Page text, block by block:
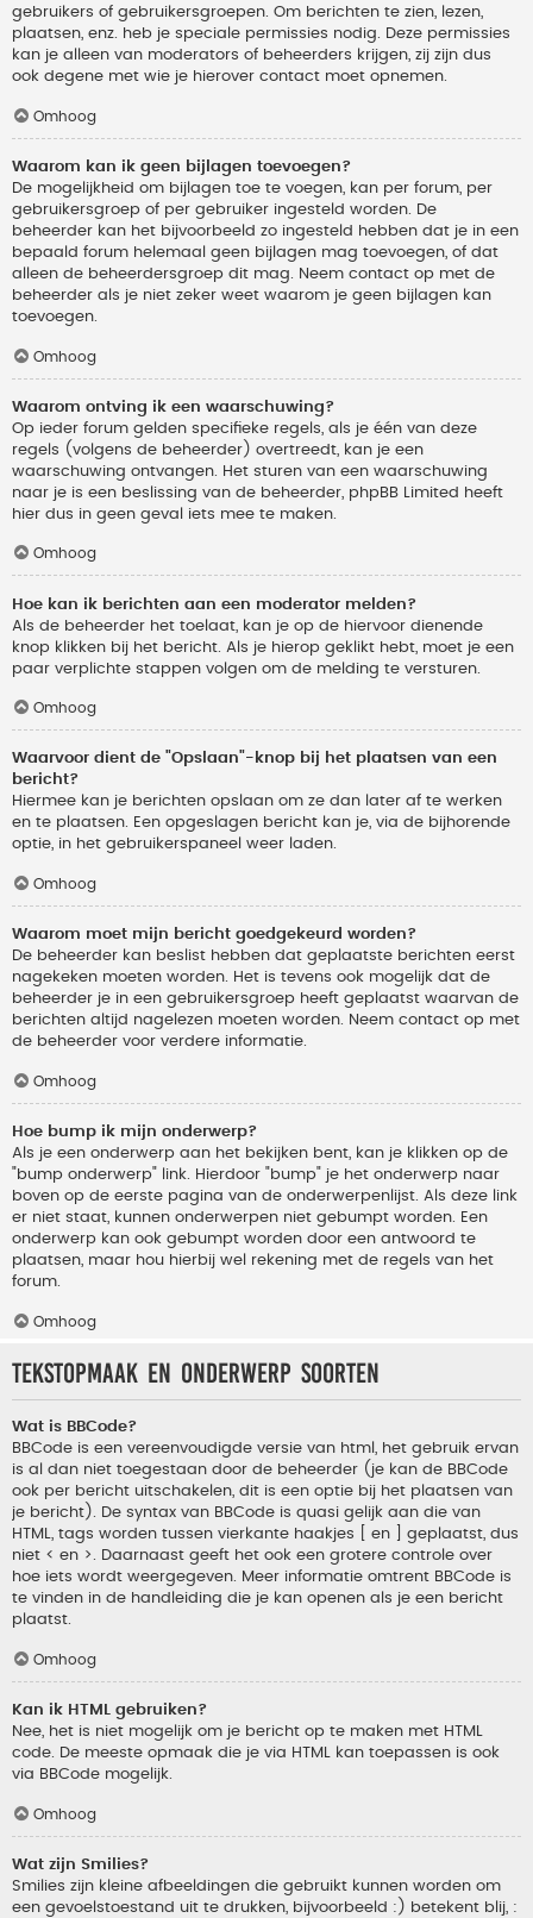
gebruikers of gebruikersgroepen. Om berichten te zien, lezen,
plaatsen, enz. heb je speciale permissies nodig. Deze permissies
kan je alleen van moderators of beheerders krijgen, zij zijn dus
ook degene met wie je hierover contact moet opnemen.
Omhoog
Waarom kan ik geen bijlagen toevoegen?
De mogelijkheid om bijlagen toe te voegen, kan per forum, per
gebruikersgroep of per gebruiker ingesteld worden. De
beheerder kan het bijvoorbeeld zo ingesteld hebben dat je in een
bepaald forum helemaal geen bijlagen mag toevoegen, of dat
alleen de beheerdersgroep dit mag. Neem contact op met de
beheerder als je niet zeker weet waarom je geen bijlagen kan
toevoegen.
Omhoog
Waarom ontving ik een waarschuwing?
Op ieder forum gelden specifieke regels, als je één van deze
regels (volgens de beheerder) overtreedt, kan je een
waarschuwing ontvangen. Het sturen van een waarschuwing
naar je is een beslissing van de beheerder, phpBB Limited heeft
hier dus in geen geval iets mee te maken.
Omhoog
Hoe kan ik berichten aan een moderator melden?
Als de beheerder het toelaat, kan je op de hiervoor dienende
knop klikken bij het bericht. Als je hierop geklikt hebt, moet je een
paar verplichte stappen volgen om de melding te versturen.
Omhoog
Waarvoor dient de "Opslaan"-knop bij het plaatsen van een
bericht?
Hiermee kan je berichten opslaan om ze dan later af te werken
en te plaatsen. Een opgeslagen bericht kan je, via de bijhorende
optie, in het gebruikerspaneel weer laden.
Omhoog
Waarom moet mijn bericht goedgekeurd worden?
De beheerder kan beslist hebben dat geplaatste berichten eerst
nagekeken moeten worden. Het is tevens ook mogelijk dat de
beheerder je in een gebruikersgroep heeft geplaatst waarvan de
berichten altijd nagelezen moeten worden. Neem contact op met
de beheerder voor verdere informatie.
Omhoog
Hoe bump ik mijn onderwerp?
Als je een onderwerp aan het bekijken bent, kan je klikken op de
"bump onderwerp" link. Hierdoor "bump" je het onderwerp naar
boven op de eerste pagina van de onderwerpenlijst. Als deze link
er niet staat, kunnen onderwerpen niet gebumpt worden. Een
onderwerp kan ook gebumpt worden door een antwoord te
plaatsen, maar hou hierbij wel rekening met de regels van het
forum.
Omhoog
Tekstopmaak en onderwerp soorten
Wat is BBCode?
BBCode is een vereenvoudigde versie van html, het gebruik ervan
is al dan niet toegestaan door de beheerder (je kan de BBCode
ook per bericht uitschakelen, dit is een optie bij het plaatsen van
je bericht). De syntax van BBCode is quasi gelijk aan die van
HTML, tags worden tussen vierkante haakjes [ en ] geplaatst, dus
niet < en >. Daarnaast geeft het ook een grotere controle over
hoe iets wordt weergegeven. Meer informatie omtrent BBCode is
te vinden in de handleiding die je kan openen als je een bericht
plaatst.
Omhoog
Kan ik HTML gebruiken?
Nee, het is niet mogelijk om je bericht op te maken met HTML
code. De meeste opmaak die je via HTML kan toepassen is ook
via BBCode mogelijk.
Omhoog
Wat zijn Smilies?
Smilies zijn kleine afbeeldingen die gebruikt kunnen worden om
een gevoelstoestand uit te drukken, bijvoorbeeld :) betekent blij, :